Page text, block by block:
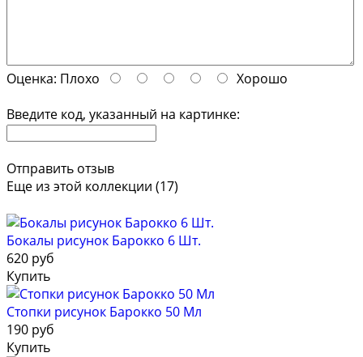
Оценка: Плохо
Хорошо
Введите код, указанный на картинке:
Отправить отзыв
Еще из этой коллекции (17)
Бокалы рисунок Барокко 6 Шт.
620 руб
Купить
Стопки рисунок Барокко 50 Мл
190 руб
Купить